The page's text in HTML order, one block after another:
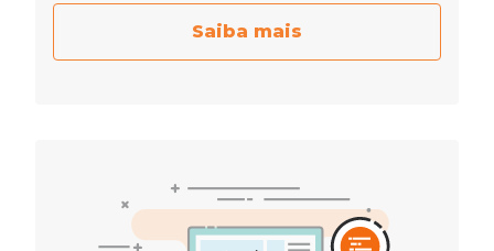
Saiba mais